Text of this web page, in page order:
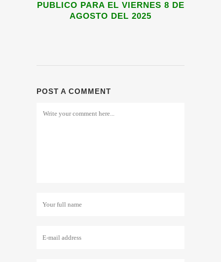
PUBLICO PARA EL VIERNES 8 DE
AGOSTO DEL 2025
POST A COMMENT